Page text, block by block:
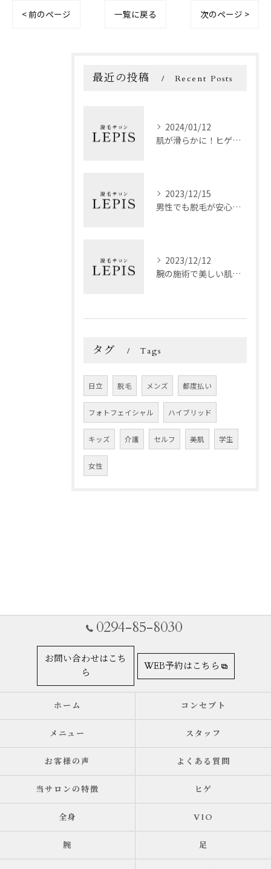
< 前のページ 一覧に戻る 次のページ >
最近の投稿 Recent Posts
2024/01/12
肌が滑らかに！ヒゲ脱毛の魅力と効果
2023/12/15
男性でも脱毛が安心！技術力自慢のおすすめサロン
2023/12/12
腕の施術で美しい肌を手に入れよう
タグ Tags
日立 脱毛 メンズ 都度払い
フォトフェイシャル ハイブリッド
キッズ 介護 セルフ 美肌 学生
女性
0294-85-8030
お問い合わせはこち
ら
WEB予約はこちら
ホーム コンセプト
メニュー スタッフ
お客様の声 よくある質問
当サロンの特徴 ヒゲ
全身 VIO
腕 足